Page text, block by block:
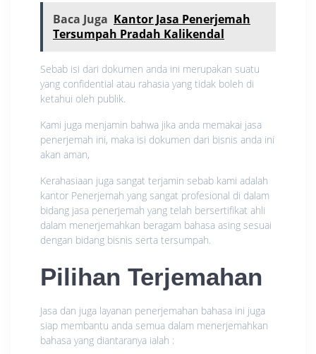
Baca Juga Kantor Jasa Penerjemah
Tersumpah Pradah Kalikendal
Sebab isi dari dokumen anda ini merupakan suatu
yang confidential atau rahasia yang tidak boleh di
ketahui oleh publik.
Kami juga menjamin bahwa jika anda memakai jasa
penerjemah ini, maka isi dokumen dari bisnis anda ini
akan aman,
Kerahasiaan juga sangat terjamin sebab kami adalah
kantor Penerjemah yang sangat profesional di dalam
bidang jasa penerjemah yang telah bersertifikat ahli
dalam menerjemahkan beragam bahasa asing sesuai
dengan bidang bisnis serta tersumpah.
Pilihan Terjemahan
Jasa dan juga layanan penerjemahan bahasa ini juga
siap membantu anda semua dalam menerjemahkan
bahasa yang diantaranya ialah :